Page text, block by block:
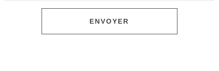
ENVOYER